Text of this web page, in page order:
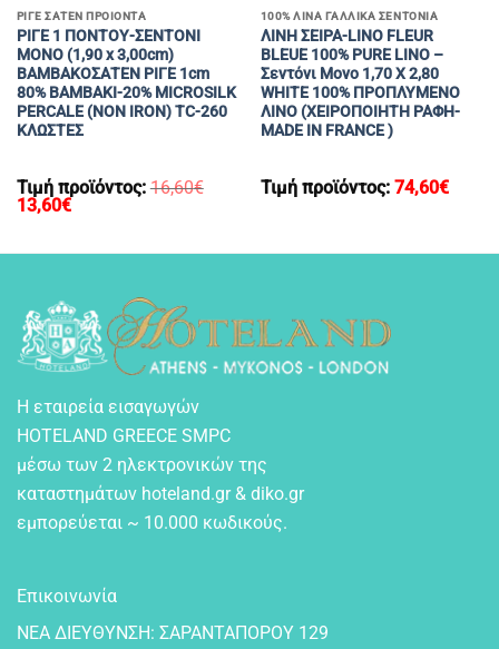
ΡΙΓΕ ΣΑΤΕΝ ΠΡΟΙΟΝΤΑ
ΡΙΓΕ 1 ΠΟΝΤΟΥ-ΣΕΝΤΟΝΙ
ΜΟΝΟ (1,90 x 3,00cm)
ΒΑΜΒΑΚΟΣΑΤΕΝ ΡΙΓΕ 1cm
80% BAMBAKI-20% MICROSILK
PERCALE (ΝΟΝ ΙRON) TC-260
ΚΛΩΣΤΕΣ
Τιμή προϊόντος:16,60€
Original
16,60€.
13,60€Η
είναι:
100% ΛΙΝΑ ΓΑΛΛΙΚΑ ΣΕΝΤΟΝΙΑ
ΛΙΝΗ ΣΕΙΡΑ-LINO FLEUR
BLEUE 100% PURE LINO –
Σεντόνι Mονο 1,70 X 2,80
WHITE 100% ΠΡΟΠΛΥΜΕΝΟ
ΛΙΝΟ (ΧΕΙΡΟΠΟΙΗΤΗ ΡΑΦΗ-
MADE IN FRANCE )
Τιμή προϊόντος: 74,60€
Η εταιρεία εισαγωγών
HOTELAND GREECE SMPC
μέσω των 2 ηλεκτρονικών της
καταστημάτων hoteland.gr & diko.gr
εμπορεύεται ~ 10.000 κωδικούς.
Επικοινωνία
NEA ΔIEYΘYNΣH: ΣAPANTAΠOPOY 129